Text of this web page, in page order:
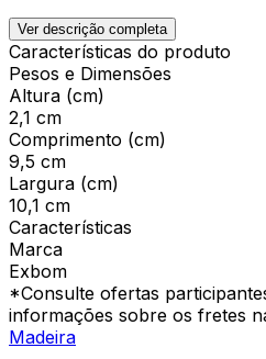
Ver descrição completa
Características do produto
Pesos e Dimensões
Altura (cm)
2,1 cm
Comprimento (cm)
9,5 cm
Largura (cm)
10,1 cm
Características
Marca
Exbom
*Consulte ofertas
informações sobre os fretes
Madeira